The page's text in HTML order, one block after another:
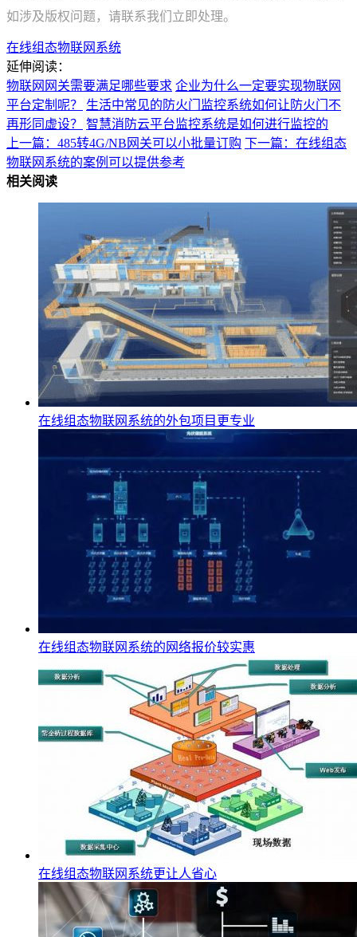
如涉及版权问题，请联系我们立即处理。
在线组态物联网系统
延伸阅读：
物联网网关需要满足哪些要求 企业为什么一定要实现物联网
平台定制呢？
生活中常见的防火门监控系统如何让防火门不
再形同虚设？
智慧消防云平台监控系统是如何进行监控的
上一篇：485转4G/NB网关可以小批量订购 下一篇：在线组态
物联网系统的案例可以提供参考
相关阅读
在线组态物联网系统的外包项目更专业
在线组态物联网系统的网络报价较实惠
在线组态物联网系统更让人省心